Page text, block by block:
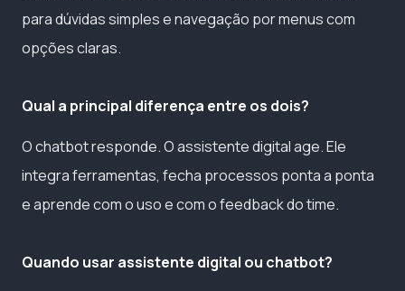
para dúvidas simples e navegação por menus com
opções claras.
Qual a principal diferença entre os dois?
O chatbot responde. O assistente digital age. Ele
integra ferramentas, fecha processos ponta a ponta
e aprende com o uso e com o feedback do time.
Quando usar assistente digital ou chatbot?